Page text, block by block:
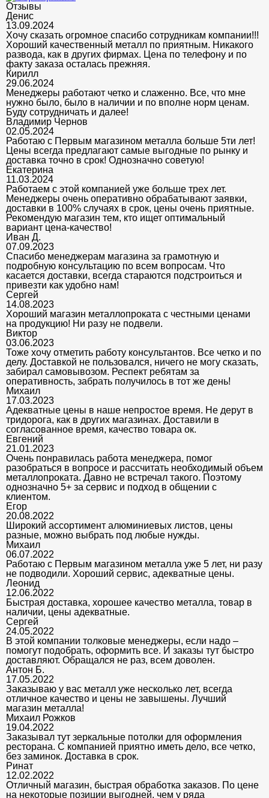
Отзывы
Денис
13.09.2024
Хочу сказать огромное спасибо сотрудникам компании!!!
Хороший качественный металл по приятным. Никакого
развода, как в других фирмах. Цена по телефону и по
факту заказа осталась прежняя.
Кирилл
29.06.2024
Менеджеры работают четко и слаженно. Все, что мне
нужно было, было в наличии и по вполне норм ценам.
Буду сотрудничать и далее!
Владимир Чернов
02.05.2024
Работаю с Первым магазином металла больше 5ти лет!
Цены всегда предлагают самые выгодные по рынку и
доставка точно в срок! Однозначно советую!
Екатерина
11.03.2024
Работаем с этой компанией уже больше трех лет.
Менеджеры очень оперативно обрабатывают заявки,
доставки в 100% случаях в срок, цены очень приятные.
Рекомендую магазин тем, кто ищет оптимальный
вариант цена-качество!
Иван Д.
07.09.2023
Спасибо менеджерам магазина за грамотную и
подробную консультацию по всем вопросам. Что
касается доставки, всегда стараются подстроиться и
привезти как удобно нам!
Сергей
14.08.2023
Хороший магазин металлопроката с честными ценами
на продукцию! Ни разу не подвели.
Виктор
03.06.2023
Тоже хочу отметить работу консультантов. Все четко и по
делу. Доставкой не пользовался, ничего не могу сказать,
забирал самовывозом. Респект ребятам за
оперативность, забрать получилось в тот же день!
Михаил
17.03.2023
Адекватные цены в наше непростое время. Не дерут в
тридорога, как в других магазинах. Доставили в
согласованное время, качество товара ок.
Евгений
21.01.2023
Очень понравилась работа менеджера, помог
разобраться в вопросе и рассчитать необходимый объем
металлопроката. Давно не встречал такого. Поэтому
однозначно 5+ за сервис и подход в общении с
клиентом.
Егор
20.08.2022
Широкий ассортимент алюминиевых листов, цены
разные, можно выбрать под любые нужды.
Михаил
06.07.2022
Работаю с Первым магазином металла уже 5 лет, ни разу
не подводили. Хороший сервис, адекватные цены.
Леонид
12.06.2022
Быстрая доставка, хорошее качество металла, товар в
наличии, цены адекватные.
Сергей
24.05.2022
В этой компании толковые менеджеры, если надо –
помогут подобрать, оформить все. И заказы тут быстро
доставляют. Обращался не раз, всем доволен.
Антон Б.
17.05.2022
Заказываю у вас металл уже несколько лет, всегда
отличное качество и цены не завышены. Лучший
магазин металла!
Михаил Рожков
19.04.2022
Заказывал тут зеркальные потолки для оформления
ресторана. С компанией приятно иметь дело, все четко,
без заминок. Доставка в срок.
Ринат
12.02.2022
Отличный магазин, быстрая обработка заказов. По цене
на некоторые позиции выгодней, чем у ряда